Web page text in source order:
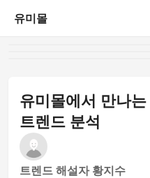
유미몰
유미몰에서 만나
트렌드 분석
트렌드 해설자 황지수